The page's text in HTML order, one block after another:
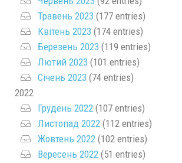
Травень 2023 (177 entries)
Квітень 2023 (174 entries)
Березень 2023 (119 entries)
Лютий 2023 (101 entries)
Січень 2023 (74 entries)
2022
Грудень 2022 (107 entries)
Листопад 2022 (112 entries)
Жовтень 2022 (102 entries)
Вересень 2022 (51 entries)